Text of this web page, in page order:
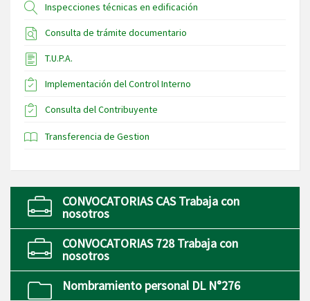
Inspecciones técnicas en edificación
Consulta de trámite documentario
T.U.P.A.
Implementación del Control Interno
Consulta del Contribuyente
Transferencia de Gestion
CONVOCATORIAS CAS Trabaja con
nosotros
CONVOCATORIAS 728 Trabaja con
nosotros
Nombramiento personal DL N°276